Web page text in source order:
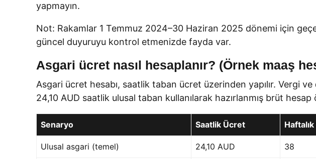
yapmayın.
Not: Rakamlar 1 Temmuz 2024–30 Haziran 2025 dönemi için
güncel duyuruyu kontrol etmenizde fayda var.
Asgari ücret nasıl hesaplanır? (Örnek maaş
Asgari ücret hesabı, saatlik taban ücret üzerinden yapılır. Vergi
24,10 AUD saatlik ulusal taban kullanılarak hazırlanmış brüt
Senaryo Saatlik Ücret
Ulusal asgari (temel) 24,10 AUD 38